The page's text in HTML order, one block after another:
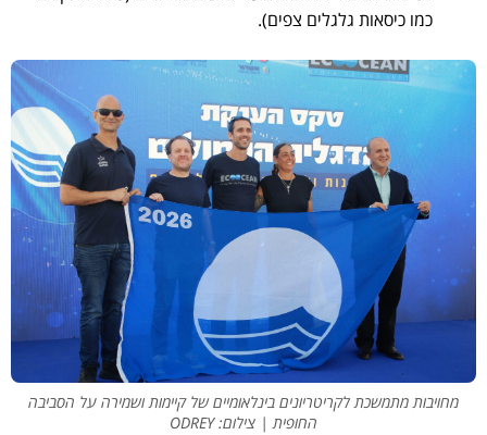
כמו כיסאות גלגלים צפים).
מחויבות מתמשכת לקריטריונים בינלאומיים של קיימות ושמירה על הסביבה
החופית | צילום: ODREY